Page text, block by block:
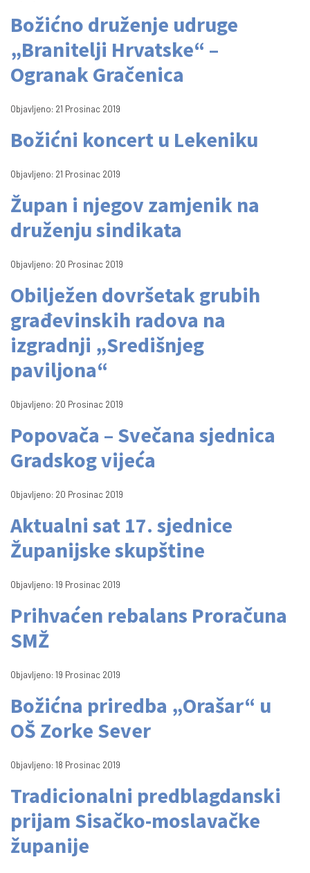
Božićno druženje udruge
„Branitelji Hrvatske“ –
Ogranak Gračenica
Objavljeno: 21 Prosinac 2019
Božićni koncert u Lekeniku
Objavljeno: 21 Prosinac 2019
Župan i njegov zamjenik na
druženju sindikata
Objavljeno: 20 Prosinac 2019
Obilježen dovršetak grubih
građevinskih radova na
izgradnji „Središnjeg
paviljona“
Objavljeno: 20 Prosinac 2019
Popovača – Svečana sjednica
Gradskog vijeća
Objavljeno: 20 Prosinac 2019
Aktualni sat 17. sjednice
Županijske skupštine
Objavljeno: 19 Prosinac 2019
Prihvaćen rebalans Proračuna
SMŽ
Objavljeno: 19 Prosinac 2019
Božićna priredba „Orašar“ u
OŠ Zorke Sever
Objavljeno: 18 Prosinac 2019
Tradicionalni predblagdanski
prijam Sisačko-moslavačke
županije